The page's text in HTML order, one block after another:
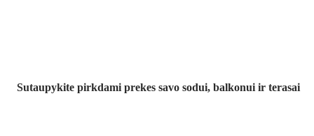
Sutaupykite pirkdami prekes savo sodui, balkonui ir terasai